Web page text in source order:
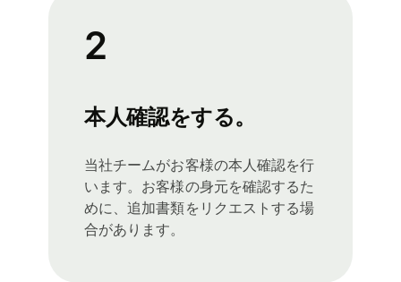
2
本人確認をする。
当社チームがお客様の本人確認を行
います。お客様の身元を確認するた
めに、追加書類をリクエストする場
合があります。